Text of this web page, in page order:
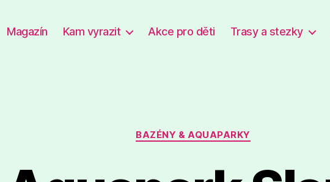
Magazín Kam vyrazit Akce pro děti Trasy a stezky
Rubriky
BAZÉNY & AQUAPARKY